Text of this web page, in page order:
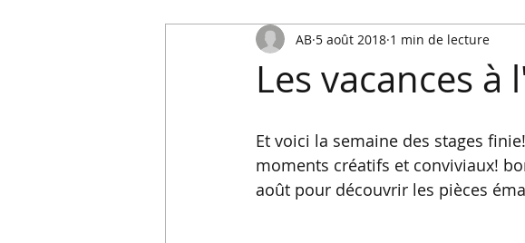
Les vacances à
AB 5 août 2018 1 min de lecture
Et voici la semaine des stages
moments créatifs et conviviaux!
août pour découvrir les pièces